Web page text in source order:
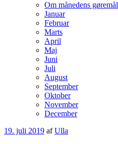
Om månedens gøremål
Januar
Februar
Marts
April
Maj
Juni
Juli
August
September
Oktober
November
December
Udgivet
19. juli 2019 afUlla